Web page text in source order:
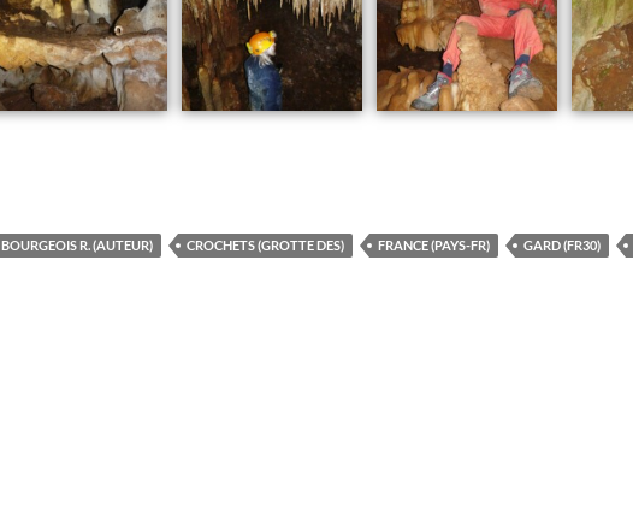
BOURGEOIS R. (AUTEUR) CROCHETS (GROTTE DES) FRANCE (PAYS-FR) GARD (FR30)